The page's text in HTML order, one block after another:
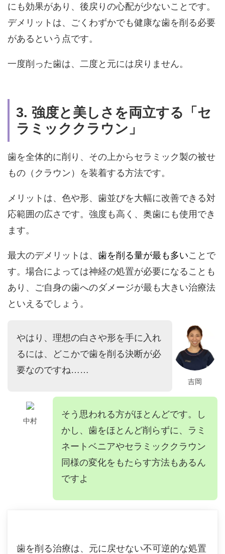
にも効果があり、後戻りの心配が少ないことです。
デメリットは、
ごくわずかでも健康な歯を削る必要
があるという点です。
一度削った歯は、二度と元には戻りません。
3.強度と美しさを両立する「セ
ラミッククラウン」
歯を全体的に削り、その上からセラミック製の被せ
もの（クラウン）を装着する方法です。
メリットは、 色や形、歯並びを大幅に改善できる対
応範囲の広さです。強度も高く、奥歯にも使用でき
ます。
最大のデメリットは、 歯を削る量が最も多いことで
す。場合によっては神経の処置が必要になることも
あり、ご自身の歯へのダメージが最も大きい治療法
といえるでしょう。
吉岡
やはり、理想の白さや形を手に入れ
るには、どこかで歯を削る決断が必
要なのですね……
中村
そう思われる方がほとんどです。し
かし、歯をほとんど削らずに、ラミ
ネートベニアやセラミッククラウン
同様の変化をもたらす方法もあるん
ですよ
歯を削る治療は、元に戻せない不可逆的な処置